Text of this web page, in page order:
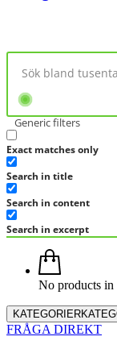
Generic filters
Exact matches only
Search in title
Search in content
Search in excerpt
No products in
KATEGORIER
FRÅGA DIREKT